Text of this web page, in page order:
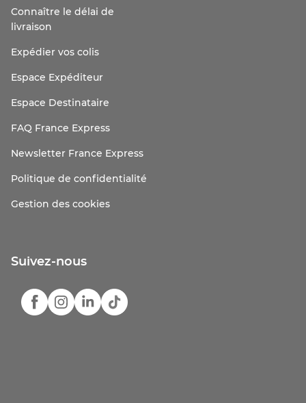
Connaître le délai de
livraison
Expédier vos colis
Espace Expéditeur
Espace Destinataire
FAQ France Express
Newsletter France Express
Politique de confidentialité
Gestion des cookies
Suivez-nous